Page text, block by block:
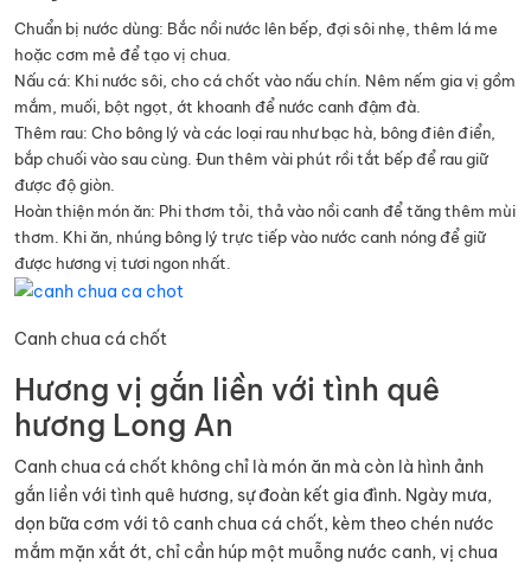
Chuẩn bị nước dùng: Bắc nồi nước lên bếp, đợi sôi nhẹ, thêm lá me
hoặc cơm mẻ để tạo vị chua.
Nấu cá: Khi nước sôi, cho cá chốt vào nấu chín. Nêm nếm gia vị gồm
mắm, muối, bột ngọt, ớt khoanh để nước canh đậm đà.
Thêm rau: Cho bông lý và các loại rau như bạc hà, bông điên điển,
bắp chuối vào sau cùng. Đun thêm vài phút rồi tắt bếp để rau giữ
được độ giòn.
Hoàn thiện món ăn: Phi thơm tỏi, thả vào nồi canh để tăng thêm mùi
thơm. Khi ăn, nhúng bông lý trực tiếp vào nước canh nóng để giữ
được hương vị tươi ngon nhất.
Canh chua cá chốt
Hương vị gắn liền với tình quê
hương Long An
Canh chua cá chốt không chỉ là món ăn mà còn là hình ảnh
gắn liền với tình quê hương, sự đoàn kết gia đình. Ngày mưa,
dọn bữa cơm với tô canh chua cá chốt, kèm theo chén nước
mắm mặn xắt ớt, chỉ cần húp một muỗng nước canh, vị chua